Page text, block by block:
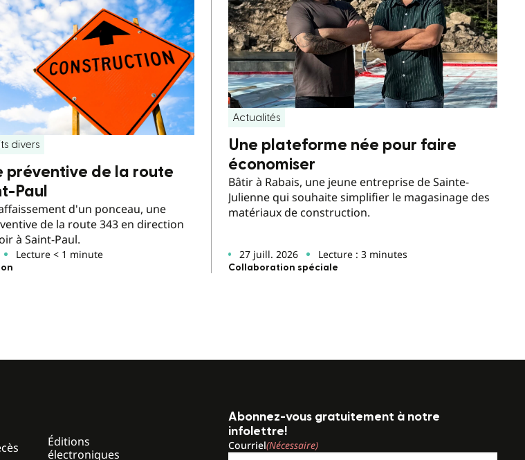
divers
préventive de la route
Paul
d'un ponceau, une
de la route 343 en direction
à Saint-Paul.
Lecture < 1 minute
Actualités
Une plateforme née pour faire
économiser
Bâtir à Rabais, une jeune entreprise de Sainte-
Julienne qui souhaite simplifier le magasinage des
matériaux de construction.
27 juill. 2026 Lecture : 3 minutes
Collaboration spéciale
Éditions
électroniques
Abonnez-vous gratuitement à notre
infolettre!
Courriel(Nécessaire)